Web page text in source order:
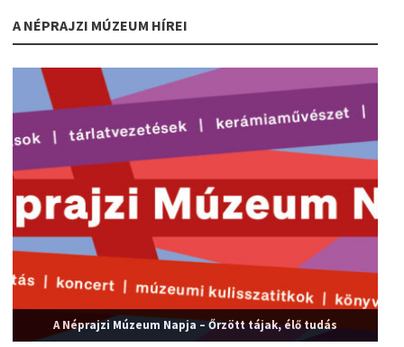
A NÉPRAJZI MÚZEUM HÍREI
A Néprajzi Múzeum Napja – Őrzött tájak, élő tudás